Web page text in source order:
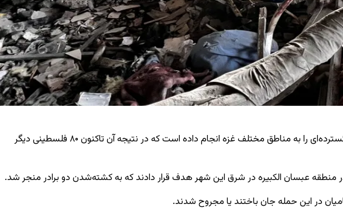
بر اساس گزارش خبرگزاری رسمی فلسطین (وفا) به نقل از منابع بهداشتی، ارتش اسرائیل از بامداد روز شنبه ۱۷ مه، حملات گسترده‌ای را به مناطق مختلف غزه انجام داده است که در نتیجه آن تاکنون ۸۰ فلسطینی دیگر
عبسان الکبیره در شرق این شهر هدف قرار دادند که به کشته‌شدن دو برادر منجر شد.
در این حمله جان باختند یا مجروح شدند.